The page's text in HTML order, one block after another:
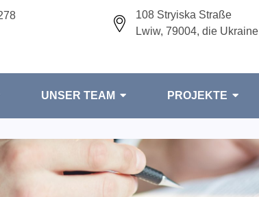
108 Stryiska Straße
Lwiw, 79004, die Ukraine
UNSER TEAM PROJEKTE